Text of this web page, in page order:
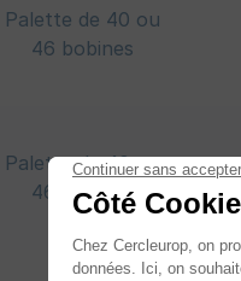
Palette de 40 ou
46 bobines
Palette de 40 ou
46 bobines